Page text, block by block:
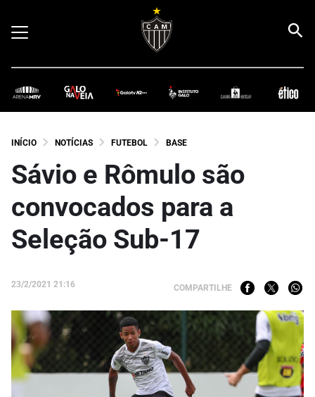
INÍCIO NOTÍCIAS FUTEBOL BASE
Sávio e Rômulo são
convocados para a
Seleção Sub-17
23/2/2021 21:16 COMPARTILHE